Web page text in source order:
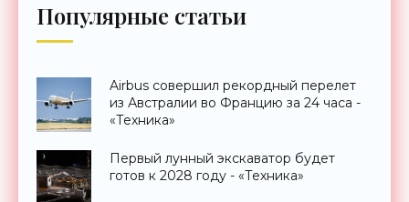
Популярные статьи
Airbus совершил рекордный перелет
из Австралии во Францию за 24 часа -
«Техника»
Первый лунный экскаватор будет
готов к 2028 году - «Техника»